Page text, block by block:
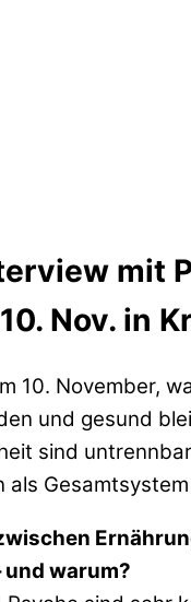
mit
Nov. in
10. November,
und gesund
sind
warum?